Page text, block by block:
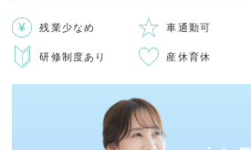
残業少なめ 車通勤可
研修制度あり 産休育休